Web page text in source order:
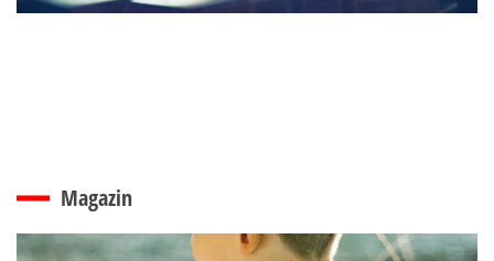
Magazin